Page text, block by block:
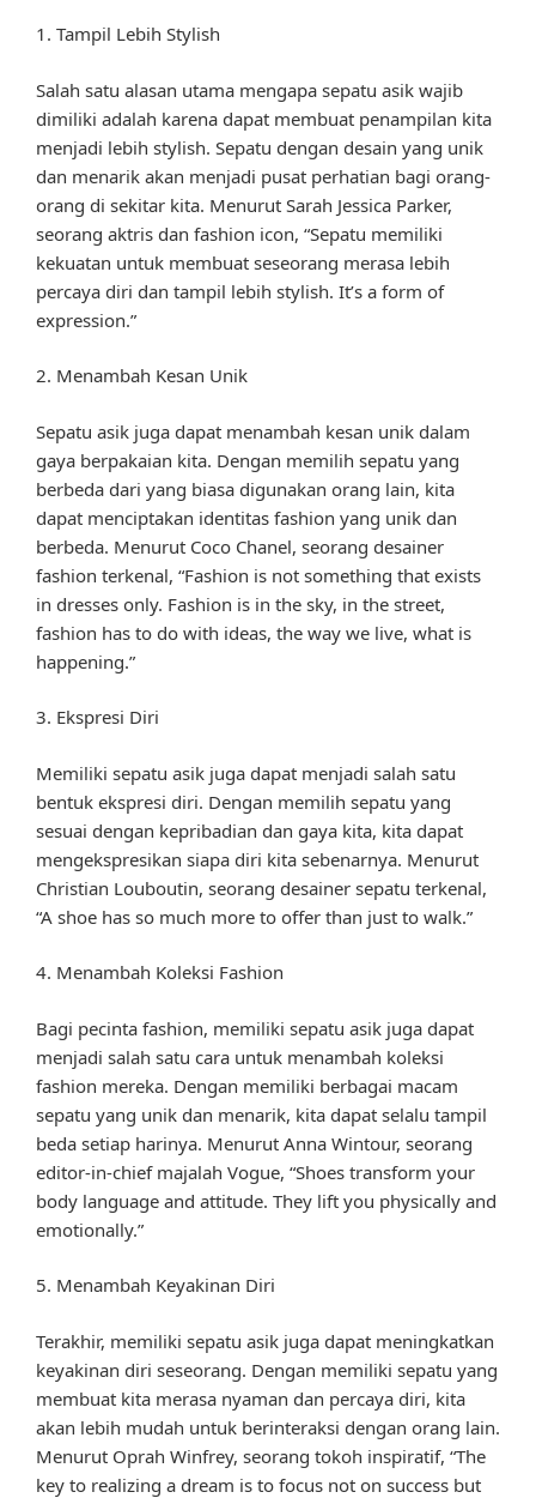
1. Tampil Lebih Stylish
Salah satu alasan utama mengapa sepatu asik wajib
dimiliki adalah karena dapat membuat penampilan kita
menjadi lebih stylish. Sepatu dengan desain yang unik
dan menarik akan menjadi pusat perhatian bagi orang-
orang di sekitar kita. Menurut Sarah Jessica Parker,
seorang aktris dan fashion icon, “Sepatu memiliki
kekuatan untuk membuat seseorang merasa lebih
percaya diri dan tampil lebih stylish. It’s a form of
expression.”
2. Menambah Kesan Unik
Sepatu asik juga dapat menambah kesan unik dalam
gaya berpakaian kita. Dengan memilih sepatu yang
berbeda dari yang biasa digunakan orang lain, kita
dapat menciptakan identitas fashion yang unik dan
berbeda. Menurut Coco Chanel, seorang desainer
fashion terkenal, “Fashion is not something that exists
in dresses only. Fashion is in the sky, in the street,
fashion has to do with ideas, the way we live, what is
happening.”
3. Ekspresi Diri
Memiliki sepatu asik juga dapat menjadi salah satu
bentuk ekspresi diri. Dengan memilih sepatu yang
sesuai dengan kepribadian dan gaya kita, kita dapat
mengekspresikan siapa diri kita sebenarnya. Menurut
Christian Louboutin, seorang desainer sepatu terkenal,
“A shoe has so much more to offer than just to walk.”
4. Menambah Koleksi Fashion
Bagi pecinta fashion, memiliki sepatu asik juga dapat
menjadi salah satu cara untuk menambah koleksi
fashion mereka. Dengan memiliki berbagai macam
sepatu yang unik dan menarik, kita dapat selalu tampil
beda setiap harinya. Menurut Anna Wintour, seorang
editor-in-chief majalah Vogue, “Shoes transform your
body language and attitude. They lift you physically and
emotionally.”
5. Menambah Keyakinan Diri
Terakhir, memiliki sepatu asik juga dapat meningkatkan
keyakinan diri seseorang. Dengan memiliki sepatu yang
membuat kita merasa nyaman dan percaya diri, kita
akan lebih mudah untuk berinteraksi dengan orang lain.
Menurut Oprah Winfrey, seorang tokoh inspiratif, “The
key to realizing a dream is to focus not on success but